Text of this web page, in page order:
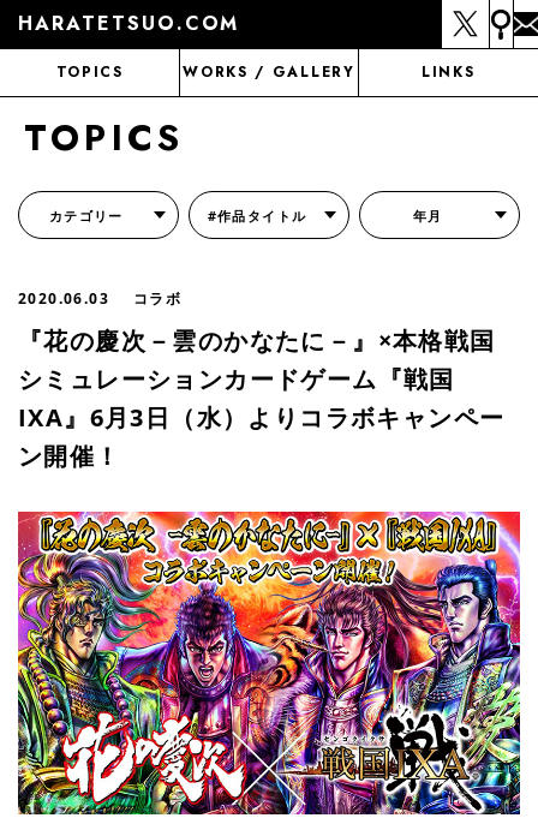
HARATETSUO.COM
TOPICS WORKS / GALLERY LINKS
TOPICS
カテゴリー #作品タイトル 年月
2020.06.03 コラボ
『花の慶次－雲のかなたに－』×本格戦国
シミュレーションカードゲーム『戦国
IXA』6月3日（水）よりコラボキャンペー
ン開催！